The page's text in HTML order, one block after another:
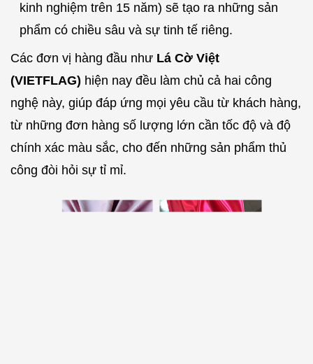
kinh nghiệm trên 15 năm) sẽ tạo ra những sản
phẩm có chiều sâu và sự tinh tế riêng.
Các đơn vị hàng đầu như Lá Cờ Việt
(VIETFLAG) hiện nay đều làm chủ cả hai công
nghệ này, giúp đáp ứng mọi yêu cầu từ khách hàng,
từ những đơn hàng số lượng lớn cần tốc độ và độ
chính xác màu sắc, cho đến những sản phẩm thủ
công đòi hỏi sự tỉ mỉ.